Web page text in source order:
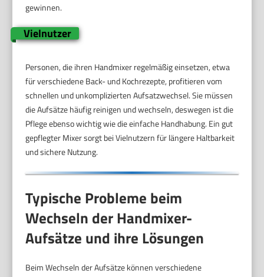
gewinnen.
Vielnutzer
Personen, die ihren Handmixer regelmäßig einsetzen, etwa
für verschiedene Back- und Kochrezepte, profitieren vom
schnellen und unkomplizierten Aufsatzwechsel. Sie müssen
die Aufsätze häufig reinigen und wechseln, deswegen ist die
Pflege ebenso wichtig wie die einfache Handhabung. Ein gut
gepflegter Mixer sorgt bei Vielnutzern für längere Haltbarkeit
und sichere Nutzung.
Typische Probleme beim
Wechseln der Handmixer-
Aufsätze und ihre Lösungen
Beim Wechseln der Aufsätze können verschiedene